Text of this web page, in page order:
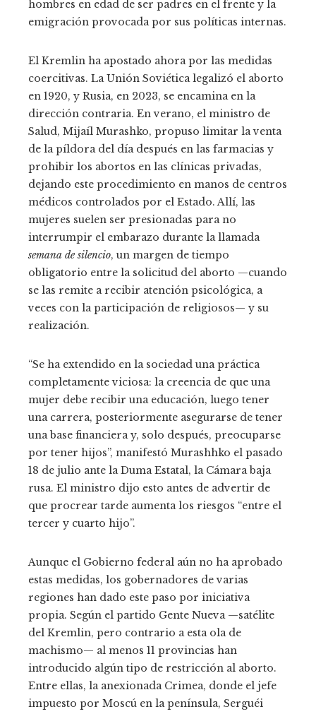
hombres en edad de ser padres en el frente y la
emigración provocada por sus políticas internas.
El Kremlin ha apostado ahora por las medidas
coercitivas. La Unión Soviética legalizó el aborto
en 1920, y Rusia, en 2023, se encamina en la
dirección contraria. En verano, el ministro de
Salud, Mijaíl Murashko, propuso limitar la venta
de la píldora del día después en las farmacias y
prohibir los abortos en las clínicas privadas,
dejando este procedimiento en manos de centros
médicos controlados por el Estado. Allí, las
mujeres suelen ser presionadas para no
interrumpir el embarazo durante la llamada
semana de silencio, un margen de tiempo
obligatorio entre la solicitud del aborto —cuando
se las remite a recibir atención psicológica, a
veces con la participación de religiosos— y su
realización.
“Se ha extendido en la sociedad una práctica
completamente viciosa: la creencia de que una
mujer debe recibir una educación, luego tener
una carrera, posteriormente asegurarse de tener
una base financiera y, solo después, preocuparse
por tener hijos”, manifestó Murashhko el pasado
18 de julio ante la Duma Estatal, la Cámara baja
rusa. El ministro dijo esto antes de advertir de
que procrear tarde aumenta los riesgos “entre el
tercer y cuarto hijo”.
Aunque el Gobierno federal aún no ha aprobado
estas medidas, los gobernadores de varias
regiones han dado este paso por iniciativa
propia. Según el partido Gente Nueva —satélite
del Kremlin, pero contrario a esta ola de
machismo— al menos 11 provincias han
introducido algún tipo de restricción al aborto.
Entre ellas, la anexionada Crimea, donde el jefe
impuesto por Moscú en la península, Serguéi